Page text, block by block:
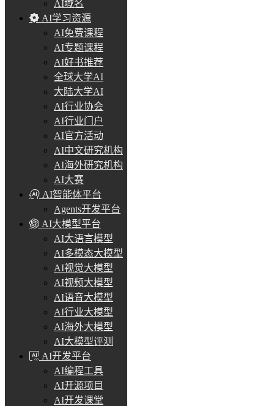
AI域名
AI学习资源
AI免费课程
AI专题课程
AI好书推荐
全球大学AI
大陆大学AI
AI行业协会
AI行业门户
AI官方活动
AI中文研究机构
AI海外研究机构
AI大赛
AI智能体平台
Agents开发平台
AI大模型平台
AI大语言模型
AI多模态大模型
AI视觉大模型
AI视频大模型
AI语音大模型
AI行业大模型
AI海外大模型
AI大模型评测
AI开发平台
AI编程工具
AI开源项目
AI开发课堂